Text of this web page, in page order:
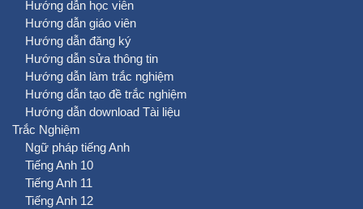
Hướng dẫn học viên
Hướng dẫn giáo viên
Hướng dẫn đăng ký
Hướng dẫn sửa thông tin
Hướng dẫn làm trắc nghiệm
Hướng dẫn tạo đề trắc nghiệm
Hướng dẫn download Tài liệu
Trắc Nghiệm
Ngữ pháp tiếng Anh
Tiếng Anh 10
Tiếng Anh 11
Tiếng Anh 12